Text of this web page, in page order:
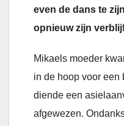
even de dans te
opnieuw zijn
Mikaels moeder
in de hoop voor een
diende een
afgewezen.